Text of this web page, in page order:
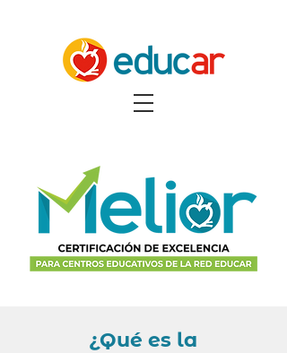
¿Qué es la